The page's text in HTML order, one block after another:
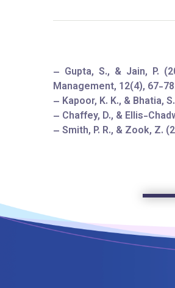
– Gupta, S., & Jain, P.
Management, 12(4), 67-
– Kapoor, K. K., & Bhatia,
– Chaffey, D., & Ellis-
– Smith, P. R., & Zook, Z.